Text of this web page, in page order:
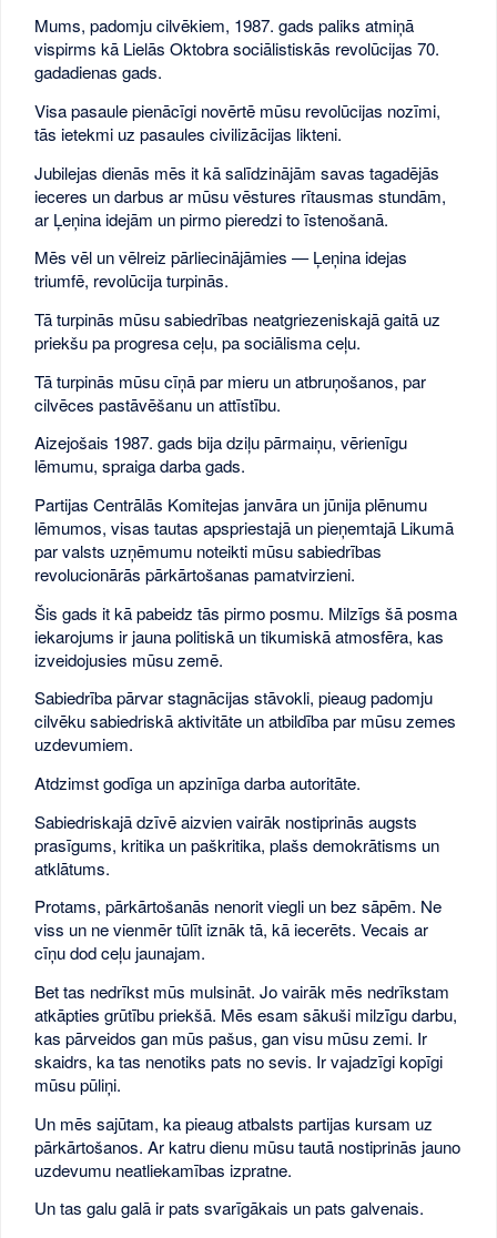
Mums, padomju cilvēkiem, 1987. gads paliks atmiņā
vispirms kā Lielās Oktobra sociālistiskās revolūcijas 70.
gadadienas gads.
Visa pasaule pienācīgi novērtē mūsu revolūcijas nozīmi,
tās ietekmi uz pasaules civilizācijas likteni.
Jubilejas dienās mēs it kā salīdzinājām savas tagadējās
ieceres un darbus ar mūsu vēstures rītausmas stundām,
ar Ļeņina idejām un pirmo pieredzi to īstenošanā.
Mēs vēl un vēlreiz pārliecinājāmies — Ļeņina idejas
triumfē, revolūcija turpinās.
Tā turpinās mūsu sabiedrības neatgriezeniskajā gaitā uz
priekšu pa progresa ceļu, pa sociālisma ceļu.
Tā turpinās mūsu cīņā par mieru un atbruņošanos, par
cilvēces pastāvēšanu un attīstību.
Aizejošais 1987. gads bija dziļu pārmaiņu, vērienīgu
lēmumu, spraiga darba gads.
Partijas Centrālās Komitejas janvāra un jūnija plēnumu
lēmumos, visas tautas apspriestajā un pieņemtajā Likumā
par valsts uzņēmumu noteikti mūsu sabiedrības
revolucionārās pārkārtošanas pamatvirzieni.
Šis gads it kā pabeidz tās pirmo posmu. Milzīgs šā posma
iekarojums ir jauna politiskā un tikumiskā atmosfēra, kas
izveidojusies mūsu zemē.
Sabiedrība pārvar stagnācijas stāvokli, pieaug padomju
cilvēku sabiedriskā aktivitāte un atbildība par mūsu zemes
uzdevumiem.
Atdzimst godīga un apzinīga darba autoritāte.
Sabiedriskajā dzīvē aizvien vairāk nostiprinās augsts
prasīgums, kritika un paškritika, plašs demokrātisms un
atklātums.
Protams, pārkārtošanās nenorit viegli un bez sāpēm. Ne
viss un ne vienmēr tūlīt iznāk tā, kā iecerēts. Vecais ar
cīņu dod ceļu jaunajam.
Bet tas nedrīkst mūs mulsināt. Jo vairāk mēs nedrīkstam
atkāpties grūtību priekšā. Mēs esam sākuši milzīgu darbu,
kas pārveidos gan mūs pašus, gan visu mūsu zemi. Ir
skaidrs, ka tas nenotiks pats no sevis. Ir vajadzīgi kopīgi
mūsu pūliņi.
Un mēs sajūtam, ka pieaug atbalsts partijas kursam uz
pārkārtošanos. Ar katru dienu mūsu tautā nostiprinās jauno
uzdevumu neatliekamības izpratne.
Un tas galu galā ir pats svarīgākais un pats galvenais.